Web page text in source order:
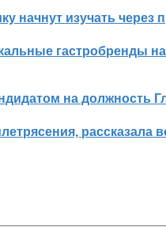
начнут изучать через
гастробренды
на должность
рассказала